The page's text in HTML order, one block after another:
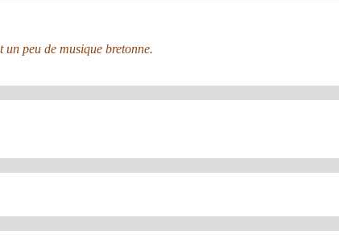
peu de musique bretonne.